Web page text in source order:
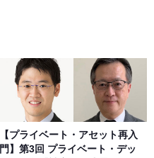
【プライベート・アセット再入
門】第3回 プライベート・デッ